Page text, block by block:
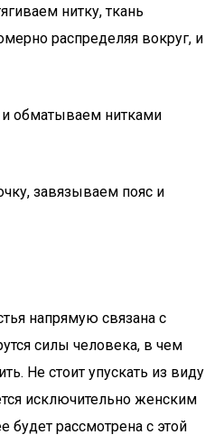
нитку, ткань
распределяя вокруг, и
обматываем нитками
завязываем пояс и
напрямую связана с
силы человека, в чем
Не стоит упускать из виду
исключительно женским
будет рассмотрена с этой